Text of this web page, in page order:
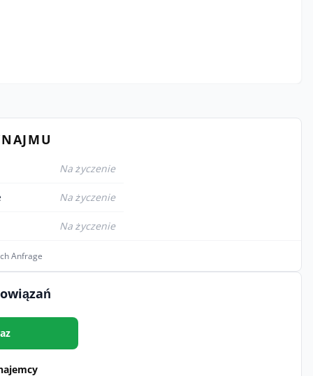
Na życzenie
Na życzenie
Na życzenie
Anfrage